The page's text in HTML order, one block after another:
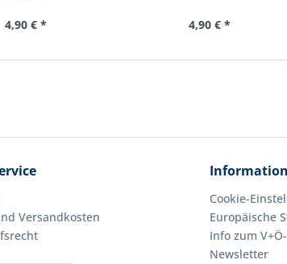
4,90 € * 4,90 € *
Versandkosten
Cookie-
Europäische
Info zum
Newsletter